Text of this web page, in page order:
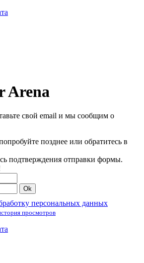
Arena
свой email и мы сообщим о
позднее или обратитесь в
подтверждения отправки формы.
Ok
персональных данных
просмотров